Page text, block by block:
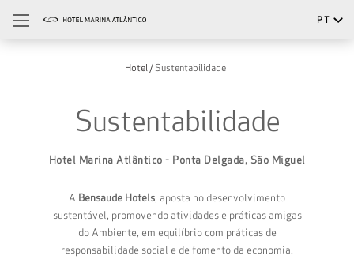
PT
Hotel Sustentabilidade
Sustentabilidade
Hotel Marina Atlântico - Ponta Delgada, São Miguel
A Bensaude Hotels, aposta no desenvolvimento
sustentável, promovendo atividades e práticas amigas
do Ambiente, em equilíbrio com práticas de
responsabilidade social e de fomento da economia.